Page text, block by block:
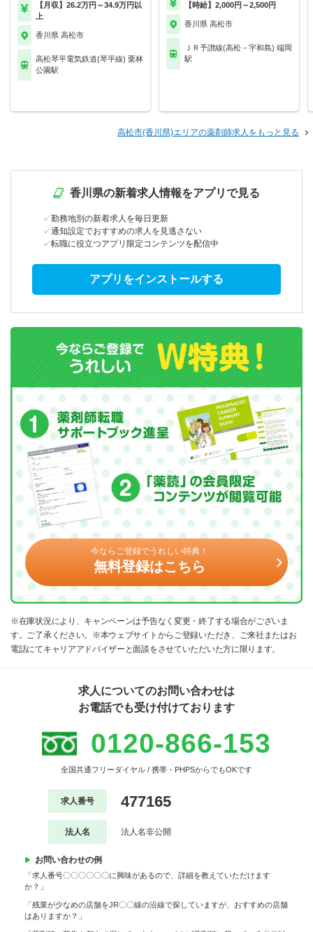
【月収】26.2万円～34.9万円以
上
香川県 高松市
高松琴平電気鉄道(琴平線) 栗林
公園駅
【時給】2,000円～2,500円
香川県 高松市
ＪＲ予讃線(高松－宇和島) 端岡
駅
高松市(香川県)エリアの薬剤師求人をもっと見る
香川県の新着求人情報をアプリで見る
勤務地別の新着求人を毎日更新
通知設定でおすすめの求人を見逃さない
転職に役立つアプリ限定コンテンツを配信中
アプリをインストールする
今ならご登録でうれしい特典！
無料登録はこちら
※在庫状況により、キャンペーンは予告なく変更・終了する場合がございま
す。ご了承ください。※本ウェブサイトからご登録いただき、ご来社またはお
電話にてキャリアアドバイザーと面談をさせていただいた方に限ります。
求人についてのお問い合わせは
お電話でも受け付けております
0120-866-153
全国共通フリーダイヤル / 携帯・PHPSからでもOKです
求人番号 477165
法人名 法人名非公開
お問い合わせの例
「求人番号〇〇〇〇〇〇に興味があるので、詳細を教えていただけます
か？」
「残業が少なめの店舗をJR〇〇線の沿線で探していますが、おすすめの店舗
はありますか？」